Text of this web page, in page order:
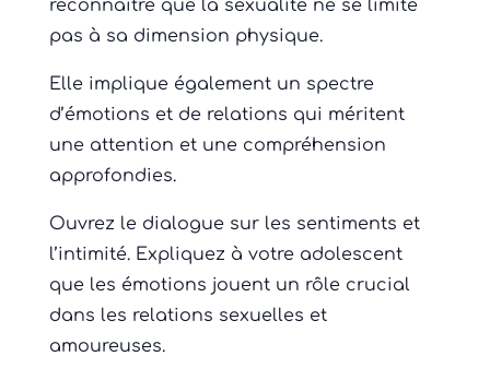
reconnaître que la sexualité ne se limite
pas à sa dimension physique.
Elle implique également un spectre
d’émotions et de relations qui méritent
une attention et une compréhension
approfondies.
Ouvrez le dialogue sur les sentiments et
l’intimité. Expliquez à votre adolescent
que les émotions jouent un rôle crucial
dans les relations sexuelles et
amoureuses.